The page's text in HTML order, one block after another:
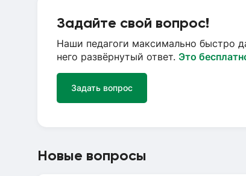
Задайте свой вопрос!
Наши педагоги максимально быстро
него развёрнутый ответ. Это
Задать вопрос
Новые вопросы